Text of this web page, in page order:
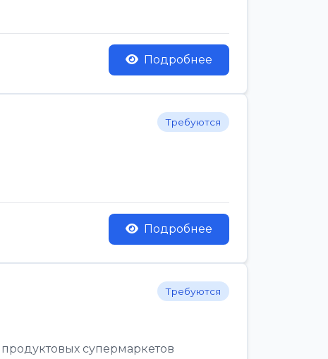
Подробнее
Требуются
Подробнее
Требуются
супермаркетов